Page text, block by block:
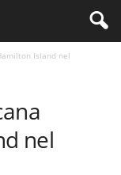
Island nel
nel